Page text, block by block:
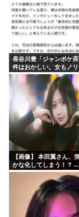
長谷川豊「ジャンポケ
件はおかしい。女もノ
った冤罪だろ」
【画像】 本田翼さん、
かな化してしまう！？
20倍はたぬかなで草w